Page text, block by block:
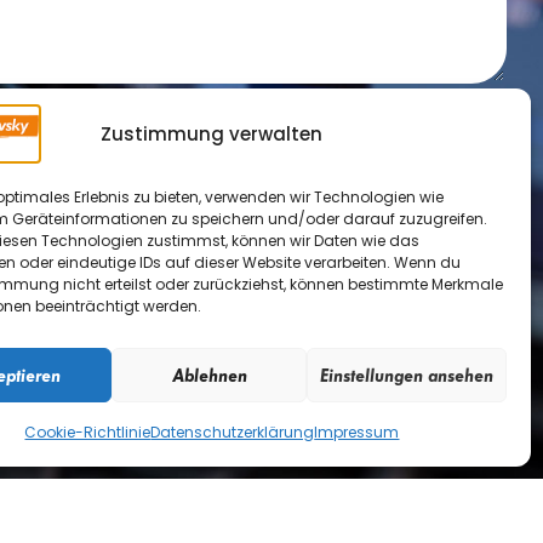
Zustimmung verwalten
Erlebnis zu bieten, verwenden wir Technologien wie
Geräteinformationen zu speichern und/oder darauf zuzugreifen.
Technologien zustimmst, können wir Daten wie das
oder eindeutige IDs auf dieser Website verarbeiten. Wenn du
nicht erteilst oder zurückziehst, können bestimmte Merkmale
beeinträchtigt werden.
Ablehnen Einstellungen ansehen
Cookie-RichtlinieDatenschutzerklärungImpressum
zu.
Absenden
und Formulare verwende
Mail:
dubovsky.at